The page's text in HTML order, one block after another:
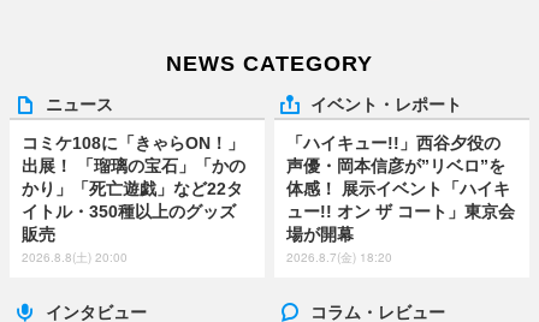
NEWS CATEGORY
ニュース
コミケ108に「きゃらON！」
出展！ 「瑠璃の宝石」「かの
かり」「死亡遊戯」など22タ
イトル・350種以上のグッズ
販売
2026.8.8(土) 20:00
イベント・レポート
「ハイキュー!!」西谷夕役の
声優・岡本信彦が”リベロ”を
体感！ 展示イベント「ハイキ
ュー!! オン ザ コート」東京会
場が開幕
2026.8.7(金) 18:20
インタビュー コラム・レビュー